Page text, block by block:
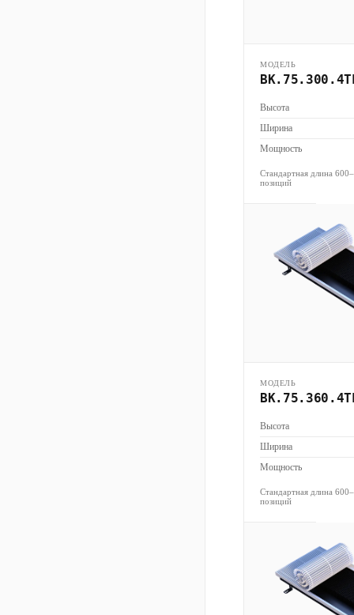
МОДЕЛЬ
Высота
Ширина
Мощность
Стандартная длина
позиций
МОДЕЛЬ
Высота
Ширина
Мощность
Стандартная длина
позиций